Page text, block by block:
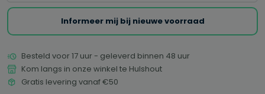
Informeer mij bij nieuwe voorraad
Besteld voor 17 uur - geleverd binnen 48 uur
Kom langs in onze winkel te Hulshout
Gratis levering vanaf €50